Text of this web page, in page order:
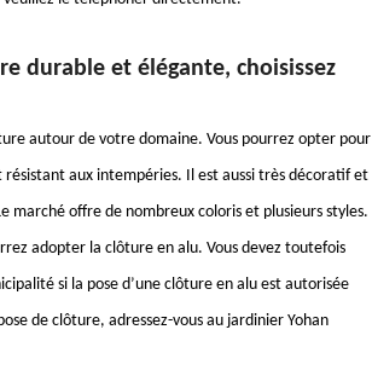
durable et élégante, choisissez
autour de votre domaine. Vous pourrez opter pour
aux intempéries. Il est aussi très décoratif et
marché offre de nombreux coloris et plusieurs styles.
adopter la clôture en alu. Vous devez toutefois
si la pose d’une clôture en alu est autorisée
de clôture, adressez-vous au jardinier Yohan